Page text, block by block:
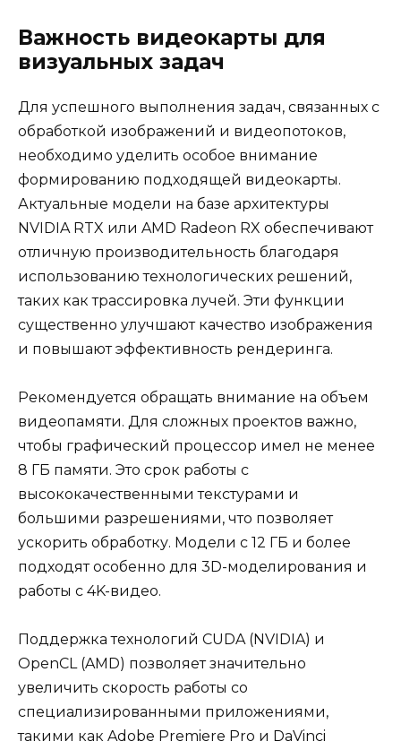
Важность видеокарты для
визуальных задач
Для успешного выполнения задач, связанных с
обработкой изображений и видеопотоков,
необходимо уделить особое внимание
формированию подходящей видеокарты.
Актуальные модели на базе архитектуры
NVIDIA RTX или AMD Radeon RX обеспечивают
отличную производительность благодаря
использованию технологических решений,
таких как трассировка лучей. Эти функции
существенно улучшают качество изображения
и повышают эффективность рендеринга.
Рекомендуется обращать внимание на объем
видеопамяти. Для сложных проектов важно,
чтобы графический процессор имел не менее
8 ГБ памяти. Это срок работы с
высококачественными текстурами и
большими разрешениями, что позволяет
ускорить обработку. Модели с 12 ГБ и более
подходят особенно для 3D-моделирования и
работы с 4K-видео.
Поддержка технологий CUDA (NVIDIA) и
OpenCL (AMD) позволяет значительно
увеличить скорость работы со
специализированными приложениями,
такими как Adobe Premiere Pro и DaVinci